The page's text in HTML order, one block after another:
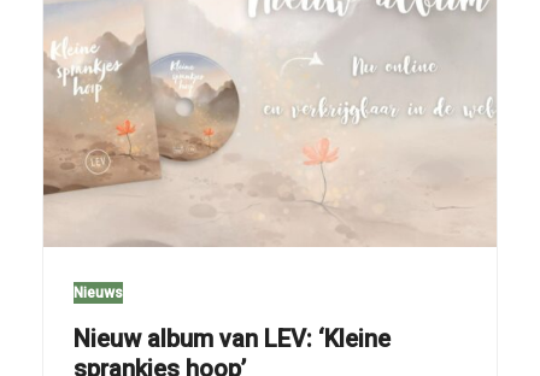
Nieuws
Nieuw album van LEV: ‘Kleine
sprankjes hoop’